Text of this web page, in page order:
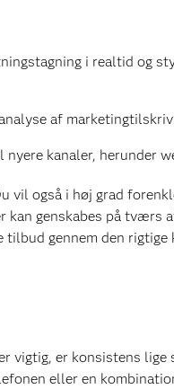
i realtid og
af
kanaler, herunder
vil også i høj grad
genskabes på tværs
gennem den
vigtig, er konsistens lige
eller en